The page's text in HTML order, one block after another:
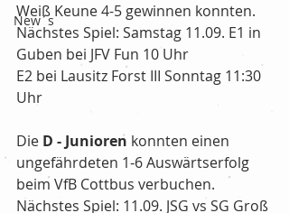
New´s
Weiß Keune 4-5 gewinnen konnten.
Nächstes Spiel: Samstag 11.09. E1 in
Guben bei JFV Fun 10 Uhr
E2 bei Lausitz Forst III Sonntag 11:30
Uhr
Die D - Junioren konnten einen
ungefährdeten 1-6 Auswärtserfolg
beim VfB Cottbus verbuchen.
Nächstes Spiel: 11.09. JSG vs SG Groß